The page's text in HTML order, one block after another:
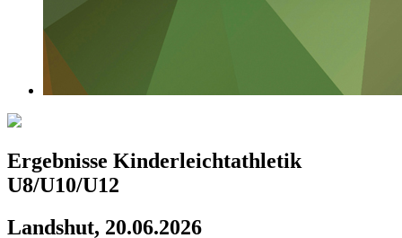
Ergebnisse Kinderleichtathletik
U8/U10/U12
Landshut, 20.06.2026